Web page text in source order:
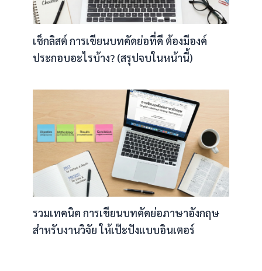
เช็กลิสต์ การเขียนบทคัดย่อที่ดี ต้องมีองค์
ประกอบอะไรบ้าง? (สรุปจบในหน้านี้)
รวมเทคนิค การเขียนบทคัดย่อภาษาอังกฤษ
สำหรับงานวิจัย ให้เป๊ะปังแบบอินเตอร์